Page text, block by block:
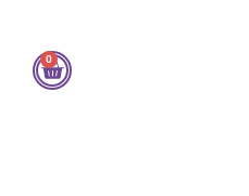
0
Cart